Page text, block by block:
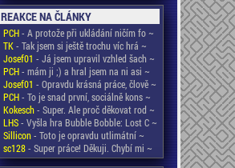
REAKCE NA ČLÁNKY
PCH- A protože při ukládání ničím fo ~
TK- Tak jsem si ještě trochu víc hrá ~
Josef01 - Já jsem upravil vzhled šach ~
PCH- mám ji ;) a hral jsem na ni asi ~
Josef01 - Opravdu krásná práce, člově ~
PCH- To je snad první, sociálně kons ~
Kokesch- Super. Ale proč děkovat rod ~
LHS- Vyšla hra Bubble Bobble: Lost C ~
Sillicon- Toto je opravdu utlimátní ~
sc128- Super práce! Děkuji. Chybí mi ~